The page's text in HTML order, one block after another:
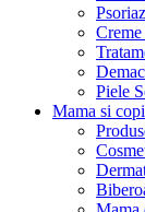
Piele
Mama si